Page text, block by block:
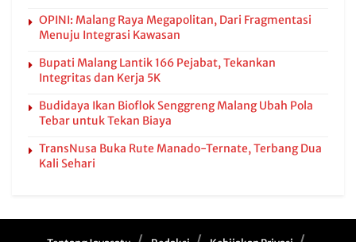
OPINI: Malang Raya Megapolitan, Dari Fragmentasi
Menuju Integrasi Kawasan
Bupati Malang Lantik 166 Pejabat, Tekankan
Integritas dan Kerja 5K
Budidaya Ikan Bioflok Senggreng Malang Ubah Pola
Tebar untuk Tekan Biaya
TransNusa Buka Rute Manado-Ternate, Terbang Dua
Kali Sehari